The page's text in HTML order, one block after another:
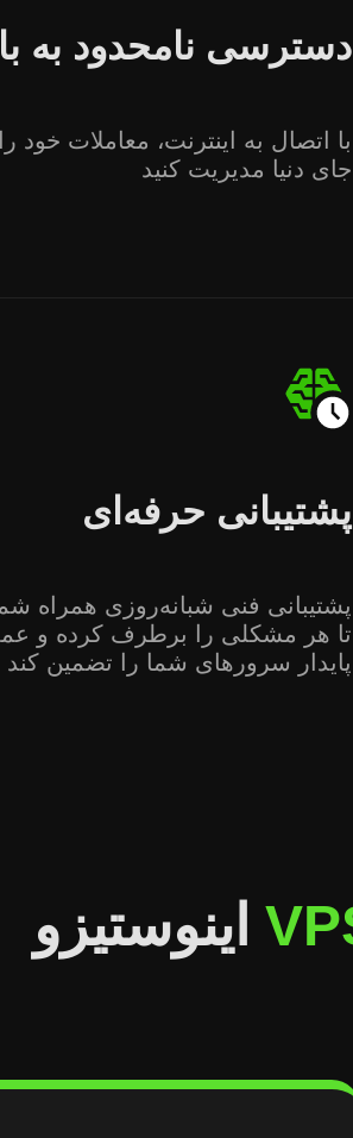
دسترسی نامحدود به
با اتصال به اینترنت، معاملات خود
جای دنیا مدیریت کنید
پشتیبانی حرفه‌ای
پشتیبانی فنی شبانه‌روزی همراه
تا هر مشکلی را برطرف کرده و
پایدار سرورهای شما را تضمین کند
اینوستیزو